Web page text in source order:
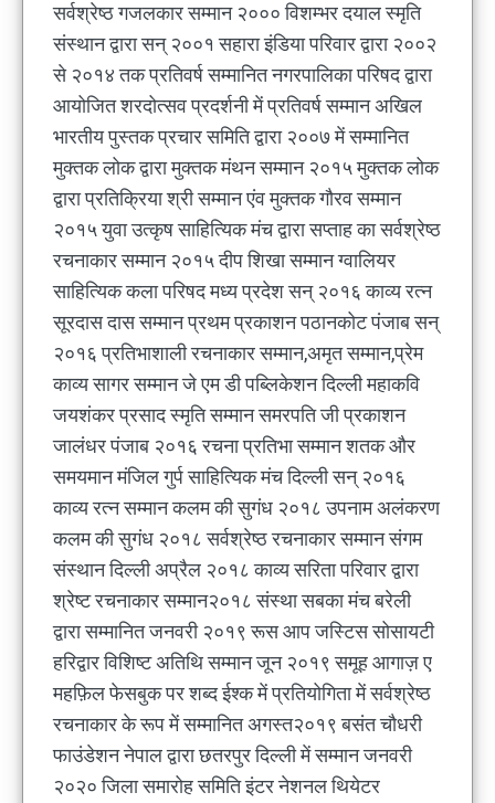
सर्वश्रेष्ठ गजलकार सम्मान २००० विशम्भर दयाल स्मृति
संस्थान द्वारा सन् २००१ सहारा इंडिया परिवार द्वारा २००२
से २०१४ तक प्रतिवर्ष सम्मानित नगरपालिका परिषद द्वारा
आयोजित शरदोत्सव प्रदर्शनी में प्रतिवर्ष सम्मान अखिल
भारतीय पुस्तक प्रचार समिति द्वारा २००७ में सम्मानित
मुक्तक लोक द्वारा मुक्तक मंथन सम्मान २०१५ मुक्तक लोक
द्वारा प्रतिक्रिया श्री सम्मान एंव मुक्तक गौरव सम्मान
२०१५ युवा उत्कृष साहित्यिक मंच द्वारा सप्ताह का सर्वश्रेष्ठ
रचनाकार सम्मान २०१५ दीप शिखा सम्मान ग्वालियर
साहित्यिक कला परिषद मध्य प्रदेश सन् २०१६ काव्य रत्न
सूरदास दास सम्मान प्रथम प्रकाशन पठानकोट पंजाब सन्
२०१६ प्रतिभाशाली रचनाकार सम्मान,अमृत सम्मान,प्रेम
काव्य सागर सम्मान जे एम डी पब्लिकेशन दिल्ली महाकवि
जयशंकर प्रसाद स्मृति सम्मान समरपति जी प्रकाशन
जालंधर पंजाब २०१६ रचना प्रतिभा सम्मान शतक और
समयमान मंजिल गुर्प साहित्यिक मंच दिल्ली सन् २०१६
काव्य रत्न सम्मान कलम की सुगंध २०१८ उपनाम अलंकरण
कलम की सुगंध २०१८ सर्वश्रेष्ठ रचनाकार सम्मान संगम
संस्थान दिल्ली अप्रैल २०१८ काव्य सरिता परिवार द्वारा
श्रेष्ट रचनाकार सम्मान२०१८ संस्था सबका मंच बरेली
द्वारा सम्मानित जनवरी २०१९ रूस आप जस्टिस सोसायटी
हरिद्वार विशिष्ट अतिथि सम्मान जून २०१९ समूह आगाज़ ए
महफ़िल फेसबुक पर शब्द ईश्क में प्रतियोगिता में सर्वश्रेष्ठ
रचनाकार के रूप में सम्मानित अगस्त२०१९ बसंत चौधरी
फाउंडेशन नेपाल द्वारा छतरपुर दिल्ली में सम्मान जनवरी
२०२० जिला समारोह समिति इंटर नेशनल थियेटर